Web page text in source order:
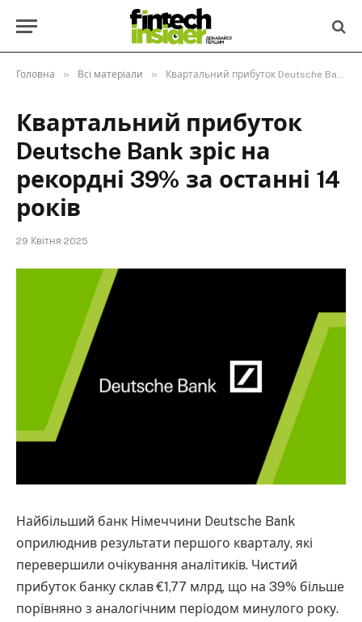
Головна » Всі матеріали » Квартальний прибуток Deutsche Bank зріс на рекордні 39% за останні 14 років
Квартальний прибуток
Deutsche Bank зріс на
рекордні 39% за останні 14
років
29 Квітня 2025
Найбільший банк Німеччини Deutsche Bank
оприлюднив результати першого кварталу, які
перевершили очікування аналітиків. Чистий
прибуток банку склав €1,77 млрд, що на 39% більше
порівняно з аналогічним періодом минулого року.